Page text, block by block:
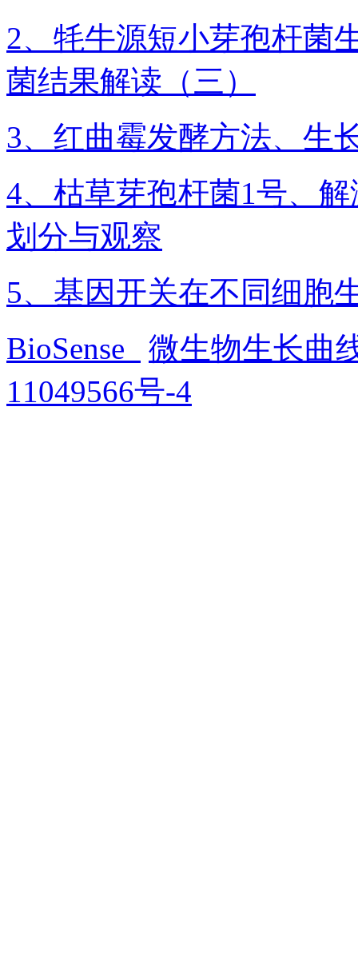
2、牦牛源短小芽孢杆菌
菌结果解读（三）
3、红曲霉发酵方法、生
4、枯草芽孢杆菌1号、
划分与观察
5、基因开关在不同细胞
BioSense
微生物生长曲
11049566号-4